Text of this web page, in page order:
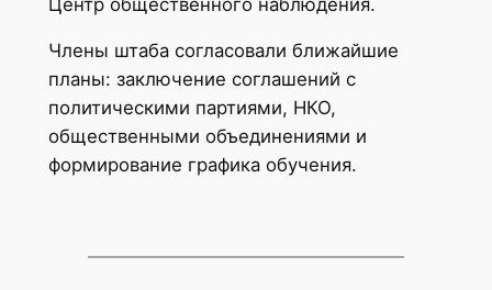
Члены штаба согласовали ближайшие
планы: заключение соглашений с
политическими партиями, НКО,
общественными объединениями и
формирование графика обучения.